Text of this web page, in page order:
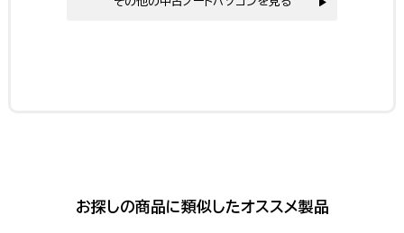
お探しの商品に類似したオススメ製品